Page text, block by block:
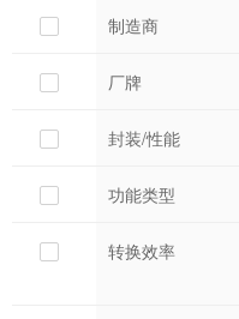
制造商
厂牌
封装/性能
功能类型
转换效率